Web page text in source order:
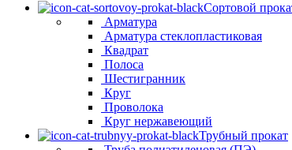
Сортовой
Арматура
Арматура стеклопластиковая
Квадрат
Полоса
Шестигранник
Круг
Проволока
Круг нержавеющий
Трубный прокат